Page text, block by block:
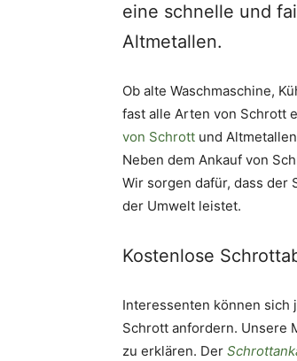
eine schnelle und
Altmetallen.
Ob alte Waschmaschine,
fast alle Arten von Schrott
von Schrott und
Neben dem Ankauf von
Wir sorgen dafür, dass der
der Umwelt leistet.
Kostenlose
Interessenten können sich
Schrott anfordern. Unsere
zu erklären. Der